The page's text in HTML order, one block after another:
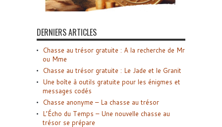
DERNIERS ARTICLES
Chasse au trésor gratuite : A la recherche de Mr
ou Mme
Chasse au trésor gratuite : Le Jade et le Granit
Une boîte à outils gratuite pour les énigmes et
messages codés
Chasse anonyme – La chasse au trésor
L’Écho du Temps – Une nouvelle chasse au
trésor se prépare